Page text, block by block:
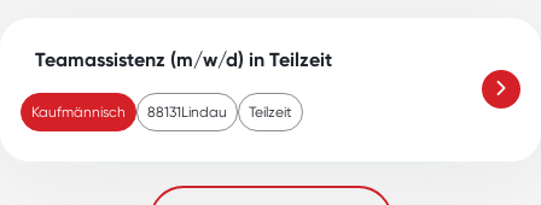
Teamassistenz (m/w/d) in Teilzeit
Kaufmännisch 88131Lindau Teilzeit